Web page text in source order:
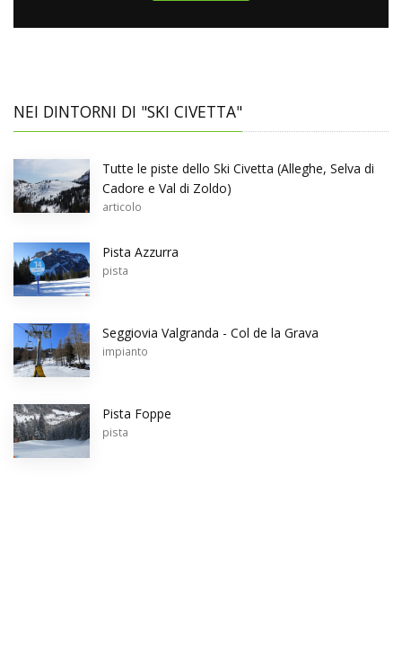
NEI DINTORNI DI "SKI CIVETTA"
Tutte le piste dello Ski Civetta (Alleghe, Selva di
Cadore e Val di Zoldo)
articolo
Pista Azzurra
pista
Seggiovia Valgranda - Col de la Grava
impianto
Pista Foppe
pista